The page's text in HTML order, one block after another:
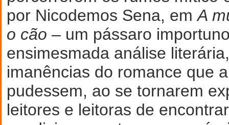
por Nicodemos Sena, emA
o cão – um pássaro
ensimesmada análise
imanências do romance que
pudessem, ao se tornarem
leitores e leitoras de